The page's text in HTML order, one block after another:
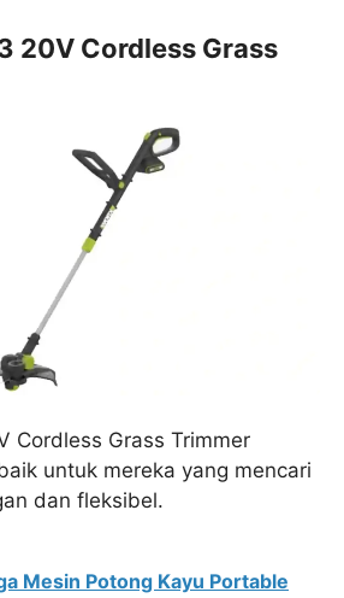
20V Cordless Grass
Cordless Grass Trimmer
untuk mereka yang mencari
dan fleksibel.
Mesin Potong Kayu Portable